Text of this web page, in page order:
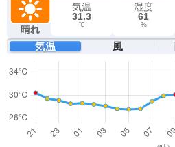
晴れ
気温
31.3
℃
湿度
61
%
気温 風